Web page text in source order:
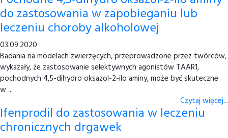
do zastosowania w zapobieganiu lub
leczeniu choroby alkoholowej
03.09.2020
Badania na modelach zwierzęcych, przeprowadzone przez twórców,
wykazały, że zastosowanie selektywnych agonistów TAAR1,
pochodnych 4,5-dihydro oksazol-2-ilo aminy, może być skuteczne
w ...
Czytaj więcej...
Ifenprodil do zastosowania w leczeniu
chronicznych drgawek